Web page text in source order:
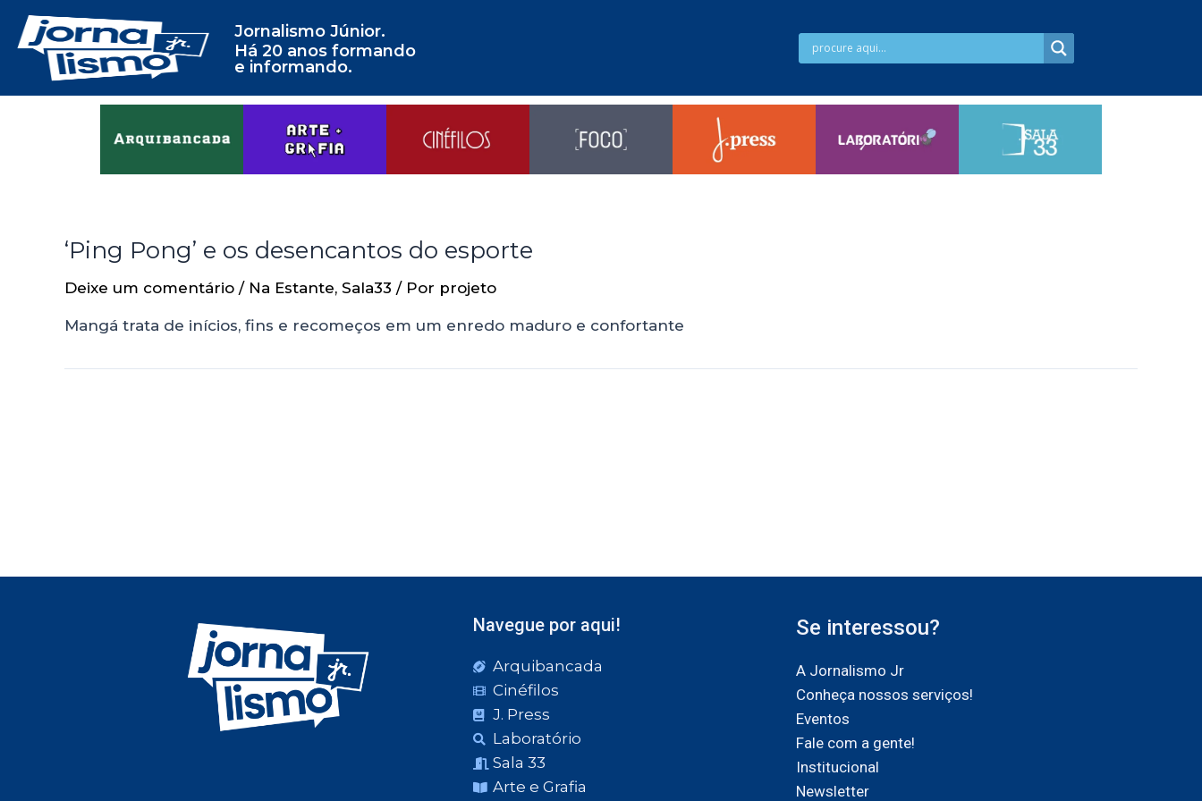
Jornalismo Júnior.
Há 20 anos formando
e informando.
‘Ping Pong’ e os desencantos do esporte
Deixe um comentário / Na Estante, Sala33 / Por projeto
Mangá trata de inícios, fins e recomeços em um enredo maduro e confortante
Navegue por aqui!
Arquibancada
Cinéfilos
J. Press
Laboratório
Sala 33
Arte e Grafia
Se interessou?
A Jornalismo Jr
Conheça nossos serviços!
Eventos
Fale com a gente!
Institucional
Newsletter